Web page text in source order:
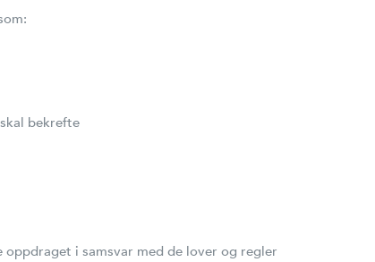
bekrefte
i samsvar med de lover og regler